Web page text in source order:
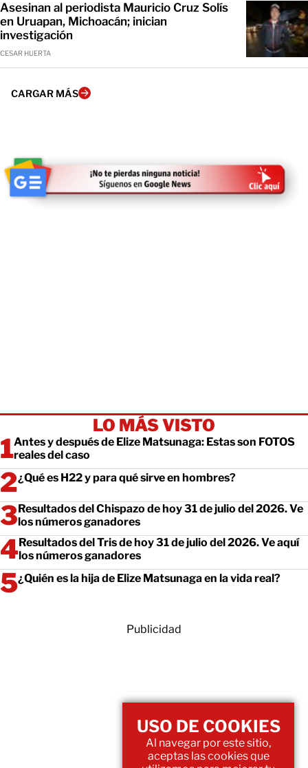
Asesinan al periodista Mauricio Cruz Solís
en Uruapan, Michoacán; inician
investigación
CESAR HUERTA
CARGAR MÁS
LO MÁS VISTO
Antes y después de Elize Matsunaga: Estas son FOTOS
reales del caso
¿Qué es H22 y para qué sirve en hombres?
Resultados del Chispazo de hoy 31 de julio del 2026. Ve
los números ganadores
Resultados del Tris de hoy 31 de julio del 2026. Ve aquí
los números ganadores
¿Quién es la hija de Elize Matsunaga en la vida real?
Publicidad
USO DE COOKIES
Al navegar por este sitio,
aceptas las cookies que